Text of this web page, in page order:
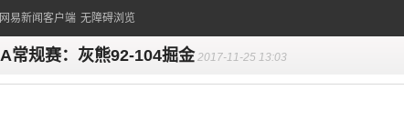
易新闻客户端 无障碍浏览
常规赛：灰熊92-104掘金 2017-11-25 13:03